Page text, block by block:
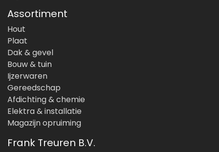
Assortiment
Hout
Plaat
Dak & gevel
Bouw & tuin
Ijzerwaren
Gereedschap
Afdichting & chemie
Elektra & installatie
Magazijn opruiming
Frank Treuren B.V.